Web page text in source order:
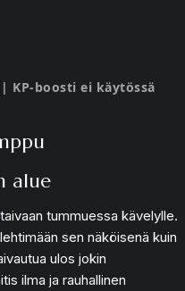
KP-boosti ei käytössä
alue
tummuessa kävelylle.
sen näköisenä kuin
ulos jokin
ilma ja rauhallinen